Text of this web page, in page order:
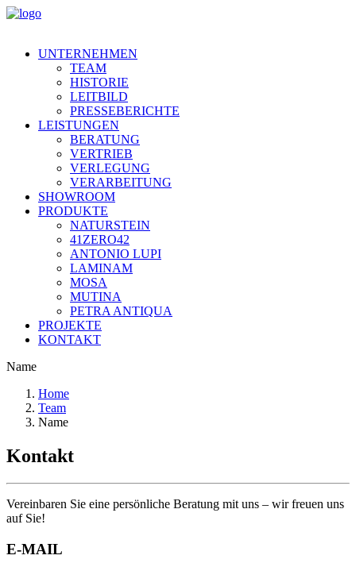
UNTERNEHMEN
TEAM
HISTORIE
LEITBILD
PRESSEBERICHTE
LEISTUNGEN
BERATUNG
VERTRIEB
VERLEGUNG
VERARBEITUNG
SHOWROOM
PRODUKTE
NATURSTEIN
41ZERO42
ANTONIO LUPI
LAMINAM
MOSA
MUTINA
PETRA ANTIQUA
PROJEKTE
KONTAKT
Name
Home
Team
Name
Kontakt
Vereinbaren Sie eine persönliche Beratung mit uns – wir freuen uns
auf Sie!
E-MAIL